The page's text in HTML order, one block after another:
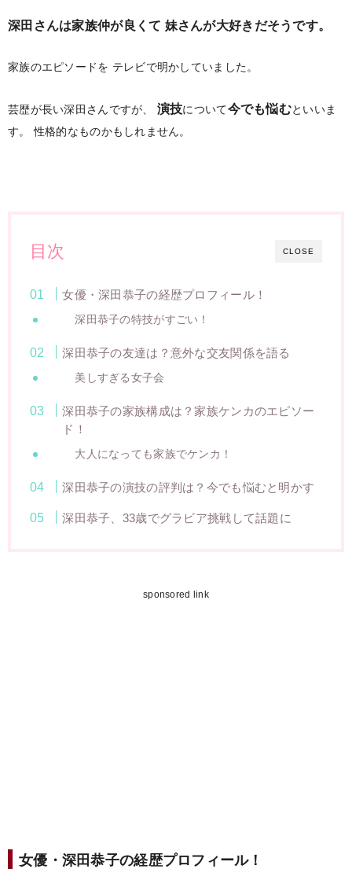
深田さんは家族仲が良くて 妹さんが大好きだそうです。
家族のエピソードを テレビで明かしていました。
芸歴が長い深田さんですが、 演技について今でも悩むといいま
す。
性格的なものかもしれません。
CLOSE
目次
女優・深田恭子の経歴プロフィール！
深田恭子の特技がすごい！
深田恭子の友達は？意外な交友関係を語る
美しすぎる女子会
深田恭子の家族構成は？家族ケンカのエピソー
ド！
大人になっても家族でケンカ！
深田恭子の演技の評判は？今でも悩むと明かす
深田恭子、33歳でグラビア挑戦して話題に
sponsored link
女優・深田恭子の経歴プロフィール！